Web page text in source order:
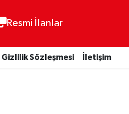
Resmi İlanlar
Gizlilik Sözleşmesi İletişim